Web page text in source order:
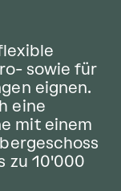
sowie für
eignen.
eine
mit einem
zu 10'000